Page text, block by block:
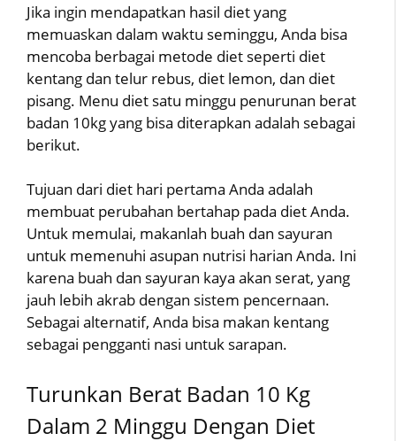
Jika ingin mendapatkan hasil diet yang
memuaskan dalam waktu seminggu, Anda bisa
mencoba berbagai metode diet seperti diet
kentang dan telur rebus, diet lemon, dan diet
pisang. Menu diet satu minggu penurunan berat
badan 10kg yang bisa diterapkan adalah sebagai
berikut.
Tujuan dari diet hari pertama Anda adalah
membuat perubahan bertahap pada diet Anda.
Untuk memulai, makanlah buah dan sayuran
untuk memenuhi asupan nutrisi harian Anda. Ini
karena buah dan sayuran kaya akan serat, yang
jauh lebih akrab dengan sistem pencernaan.
Sebagai alternatif, Anda bisa makan kentang
sebagai pengganti nasi untuk sarapan.
Turunkan Berat Badan 10 Kg
Dalam 2 Minggu Dengan Diet